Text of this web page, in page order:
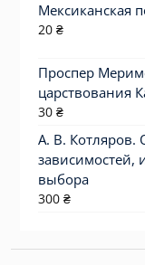
Мексиканская
20 ₴
Проспер
царствования
30 ₴
А. В. Котляров.
зависимостей,
выбора
300 ₴